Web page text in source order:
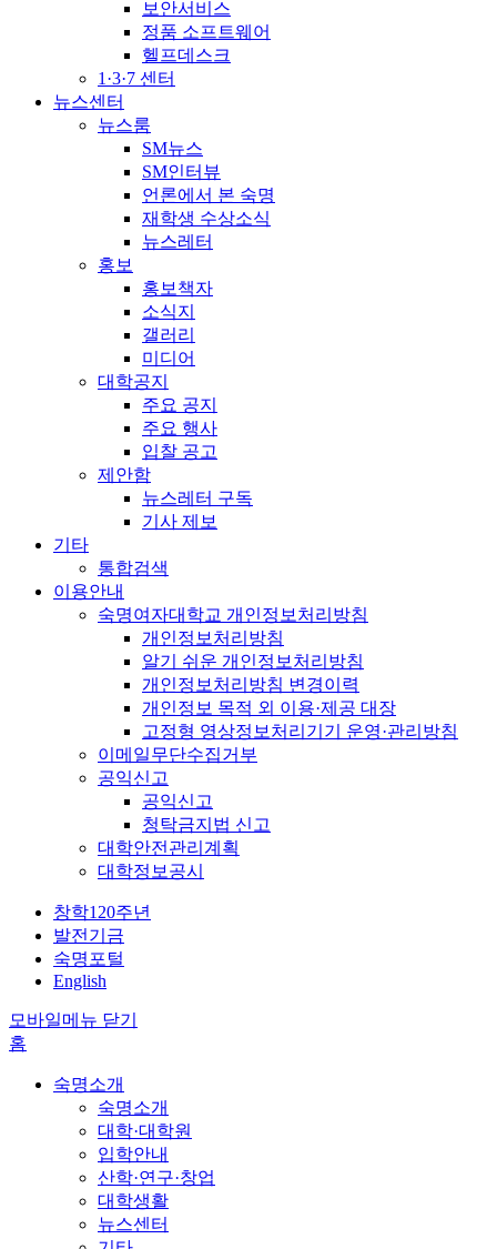
보안서비스
정품 소프트웨어
헬프데스크
1·3·7 센터
뉴스센터
뉴스룸
SM뉴스
SM인터뷰
언론에서 본 숙명
재학생 수상소식
뉴스레터
홍보
홍보책자
소식지
갤러리
미디어
대학공지
주요 공지
주요 행사
입찰 공고
제안함
뉴스레터 구독
기사 제보
기타
통합검색
이용안내
숙명여자대학교 개인정보처리방침
개인정보처리방침
알기 쉬운 개인정보처리방침
개인정보처리방침 변경이력
개인정보 목적 외 이용·제공 대장
고정형 영상정보처리기기 운영·관리방침
이메일무단수집거부
공익신고
공익신고
청탁금지법 신고
대학안전관리계획
대학정보공시
창학120주년
발전기금
숙명포털
English
모바일메뉴 닫기
홈
숙명소개
숙명소개
대학·대학원
입학안내
산학·연구·창업
대학생활
뉴스센터